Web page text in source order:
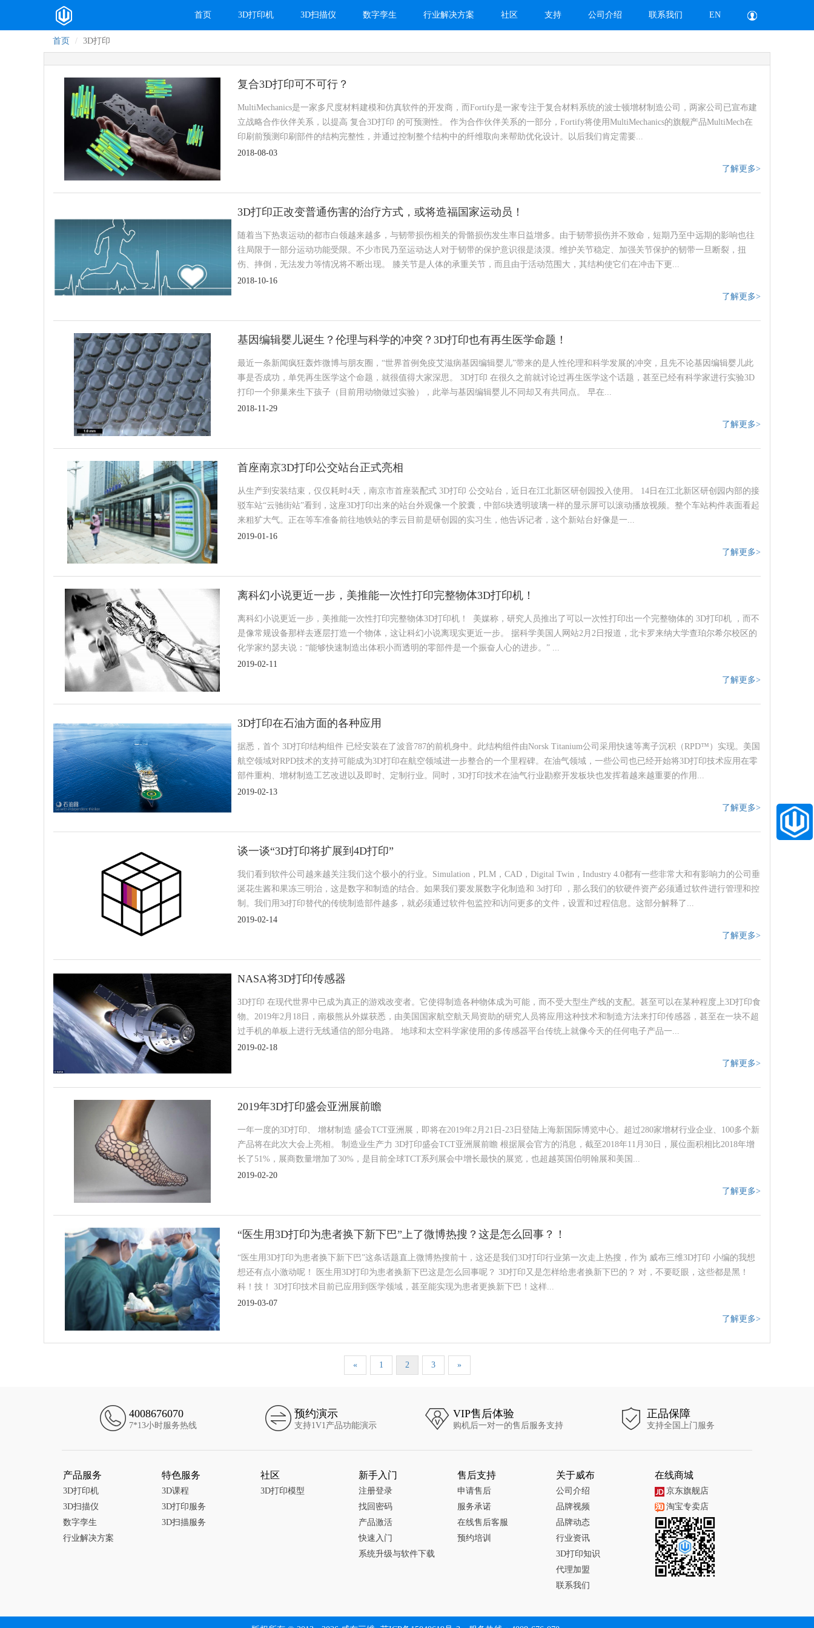
首页 3D打印机 3D扫描仪 数字孪生 行业解决方案 社区 支持 公司介绍 联系我们 EN
首页 3D打印
复合3D打印可不可行？
MultiMechanics是一家多尺度材料建模和仿真软件的开发商，而Fortify是一家专注于复合材料系统的波士顿增材制造公司，两家公司已宣布建
立战略合作伙伴关系，以提高 复合3D打印 的可预测性。 作为合作伙伴关系的一部分，Fortify将使用MultiMechanics的旗舰产品MultiMech在
印刷前预测印刷部件的结构完整性，并通过控制整个结构中的纤维取向来帮助优化设计。以后我们肯定需要...
了解更多>
2018-08-03
3D打印正改变普通伤害的治疗方式，或将造福国家运动员！
随着当下热衷运动的都市白领越来越多，与韧带损伤相关的骨骼损伤发生率日益增多。由于韧带损伤并不致命，短期乃至中远期的影响也往
往局限于一部分运动功能受限。不少市民乃至运动达人对于韧带的保护意识很是淡漠。维护关节稳定、加强关节保护的韧带一旦断裂，扭
伤、摔倒，无法发力等情况将不断出现。 膝关节是人体的承重关节，而且由于活动范围大，其结构使它们在冲击下更...
了解更多>
2018-10-16
基因编辑婴儿诞生？伦理与科学的冲突？3D打印也有再生医学命题！
最近一条新闻疯狂轰炸微博与朋友圈，“世界首例免疫艾滋病基因编辑婴儿”带来的是人性伦理和科学发展的冲突，且先不论基因编辑婴儿此
事是否成功，单凭再生医学这个命题，就很值得大家深思。 3D打印 在很久之前就讨论过再生医学这个话题，甚至已经有科学家进行实验3D
打印一个卵巢来生下孩子（目前用动物做过实验），此举与基因编辑婴儿不同却又有共同点。 早在...
了解更多>
2018-11-29
首座南京3D打印公交站台正式亮相
从生产到安装结束，仅仅耗时4天，南京市首座装配式 3D打印 公交站台，近日在江北新区研创园投入使用。 14日在江北新区研创园内部的接
驳车站“云驰街站”看到，这座3D打印出来的站台外观像一个胶囊，中部6块透明玻璃一样的显示屏可以滚动播放视频。整个车站构件表面看起
来粗犷大气。正在等车准备前往地铁站的李云目前是研创园的实习生，他告诉记者，这个新站台好像是一...
了解更多>
2019-01-16
离科幻小说更近一步，美推能一次性打印完整物体3D打印机！
离科幻小说更近一步，美推能一次性打印完整物体3D打印机！ 美媒称，研究人员推出了可以一次性打印出一个完整物体的 3D打印机 ，而不
是像常规设备那样去逐层打造一个物体，这让科幻小说离现实更近一步。 据科学美国人网站2月2日报道，北卡罗来纳大学查珀尔希尔校区的
化学家约瑟夫说：“能够快速制造出体积小而透明的零部件是一个振奋人心的进步。” ...
了解更多>
2019-02-11
3D打印在石油方面的各种应用
据悉，首个 3D打印结构组件 已经安装在了波音787的前机身中。此结构组件由Norsk Titanium公司采用快速等离子沉积（RPD™）实现。美国
航空领域对RPD技术的支持可能成为3D打印在航空领域进一步整合的一个里程碑。在油气领域，一些公司也已经开始将3D打印技术应用在零
部件重构、增材制造工艺改进以及即时、定制行业。同时，3D打印技术在油气行业勘察开发板块也发挥着越来越重要的作用...
了解更多>
2019-02-13
谈一谈“3D打印将扩展到4D打印”
我们看到软件公司越来越关注我们这个极小的行业。Simulation，PLM，CAD，Digital Twin，Industry 4.0都有一些非常大和有影响力的公司垂
涎花生酱和果冻三明治，这是数字和制造的结合。如果我们要发展数字化制造和 3d打印 ，那么我们的软硬件资产必须通过软件进行管理和控
制。我们用3d打印替代的传统制造部件越多，就必须通过软件包监控和访问更多的文件，设置和过程信息。这部分解释了...
了解更多>
2019-02-14
NASA将3D打印传感器
3D打印 在现代世界中已成为真正的游戏改变者。它使得制造各种物体成为可能，而不受大型生产线的支配。甚至可以在某种程度上3D打印食
物。2019年2月18日，南极熊从外媒获悉，由美国国家航空航天局资助的研究人员将应用这种技术和制造方法来打印传感器，甚至在一块不超
过手机的单板上进行无线通信的部分电路。 地球和太空科学家使用的多传感器平台传统上就像今天的任何电子产品一...
了解更多>
2019-02-18
2019年3D打印盛会亚洲展前瞻
一年一度的3D打印、 增材制造 盛会TCT亚洲展，即将在2019年2月21日-23日登陆上海新国际博览中心。超过280家增材行业企业、100多个新
产品将在此次大会上亮相。 制造业生产力 3D打印盛会TCT亚洲展前瞻 根据展会官方的消息，截至2018年11月30日，展位面积相比2018年增
长了51%，展商数量增加了30%，是目前全球TCT系列展会中增长最快的展览，也超越英国伯明翰展和美国...
了解更多>
2019-02-20
“医生用3D打印为患者换下新下巴”上了微博热搜？这是怎么回事？！
“医生用3D打印为患者换下新下巴”这条话题直上微博热搜前十，这还是我们3D打印行业第一次走上热搜，作为 威布三维3D打印 小编的我想
想还有点小激动呢！ 医生用3D打印为患者换新下巴这是怎么回事呢？ 3D打印又是怎样给患者换新下巴的？ 对，不要眨眼，这些都是黑！
科！技！ 3D打印技术目前已应用到医学领域，甚至能实现为患者更换新下巴！这样...
了解更多>
2019-03-07
« 1 2 3 »
4008676070
7*13小时服务热线
预约演示
支持1V1产品功能演示
VIP售后体验
购机后一对一的售后服务支持
正品保障
支持全国上门服务
产品服务
3D打印机
3D扫描仪
数字孪生
行业解决方案
特色服务
3D课程
3D打印服务
3D扫描服务
社区
3D打印模型
新手入门
注册登录
找回密码
产品激活
快速入门
系统升级与软件下载
售后支持
申请售后
服务承诺
在线售后客服
预约培训
关于威布
公司介绍
品牌视频
品牌动态
行业资讯
3D打印知识
代理加盟
联系我们
在线商城
京东旗舰店
淘宝专卖店